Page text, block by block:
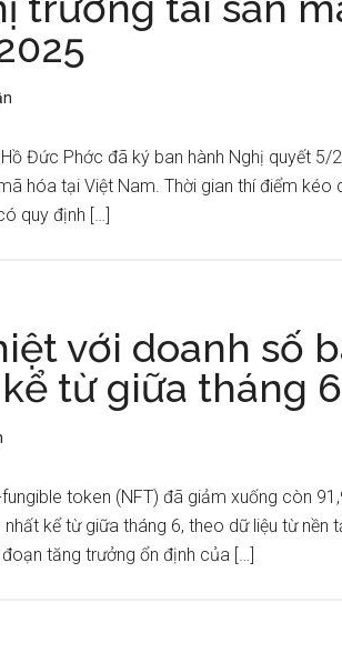
Đức Phớc đã ký ban hành Nghị quyết 5/
hóa tại Việt Nam. Thời gian thí điểm kéo
quy định […]
với doanh số
từ giữa tháng 6
token (NFT) đã giảm xuống còn
kể từ giữa tháng 6, theo dữ liệu từ nền
tăng trưởng ổn định của […]